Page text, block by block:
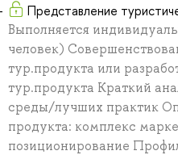
Представление
Выполняется
человек)
тур.продукта или
тур.продукта Краткий
среды/лучших практик
продукта: комплекс
позиционирование